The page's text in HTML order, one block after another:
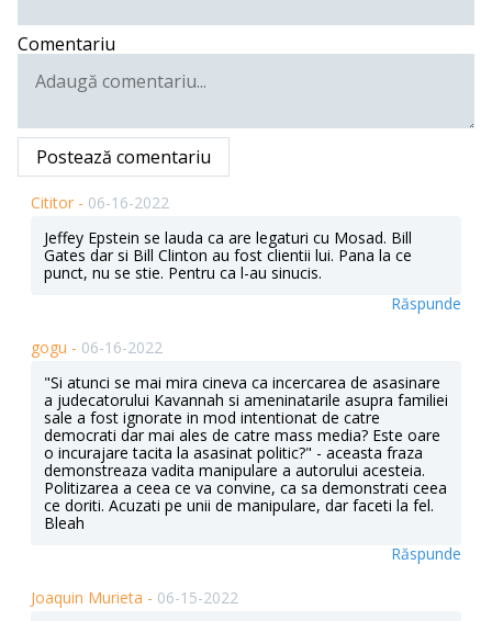
Comentariu
Postează comentariu
Cititor - 06-16-2022
Jeffey Epstein se lauda ca are legaturi cu Mosad. Bill
Gates dar si Bill Clinton au fost clientii lui. Pana la ce
punct, nu se stie. Pentru ca l-au sinucis.
Răspunde
gogu - 06-16-2022
"Si atunci se mai mira cineva ca incercarea de asasinare
a judecatorului Kavannah si ameninatarile asupra familiei
sale a fost ignorate in mod intentionat de catre
democrati dar mai ales de catre mass media? Este oare
o incurajare tacita la asasinat politic?" - aceasta fraza
demonstreaza vadita manipulare a autorului acesteia.
Politizarea a ceea ce va convine, ca sa demonstrati ceea
ce doriti. Acuzati pe unii de manipulare, dar faceti la fel.
Bleah
Răspunde
Joaquin Murieta - 06-15-2022